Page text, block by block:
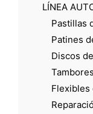
LÍNEA
Pastillas
Patines
Discos
Flexibles